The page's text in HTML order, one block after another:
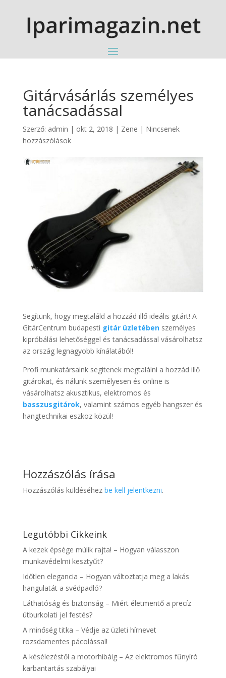
Gitárvásárlás személyes
tanácsadással
Szerző: admin | okt 2, 2018 | Zene | Nincsenek
hozzászólások
Segítünk, hogy megtaláld a hozzád illő ideális gitárt! A
GitárCentrum budapesti gitár üzletébenszemélyes
kipróbálási lehetőséggel és tanácsadással vásárolhatsz
az ország legnagyobb kínálatából!
Profi munkatársaink segítenek megtalálni a hozzád illő
gitárokat, és nálunk személyesen és online is
vásárolhatsz akusztikus, elektromos és
basszusgitárok, valamint számos egyéb hangszer és
hangtechnikai eszköz közül!
Hozzászólás írása
Hozzászólás küldéséhez be kell jelentkezni.
Legutóbbi Cikkeink
A kezek épsége múlik rajta! – Hogyan válasszon
munkavédelmi kesztyűt?
Időtlen elegancia – Hogyan változtatja meg a lakás
hangulatát a svédpadló?
Láthatóság és biztonság – Miért életmentő a precíz
útburkolati jel festés?
A minőség titka – Védje az üzleti hírnevet
rozsdamentes pácolással!
A késélezéstől a motorhibáig – Az elektromos fűnyíró
karbantartás szabályai